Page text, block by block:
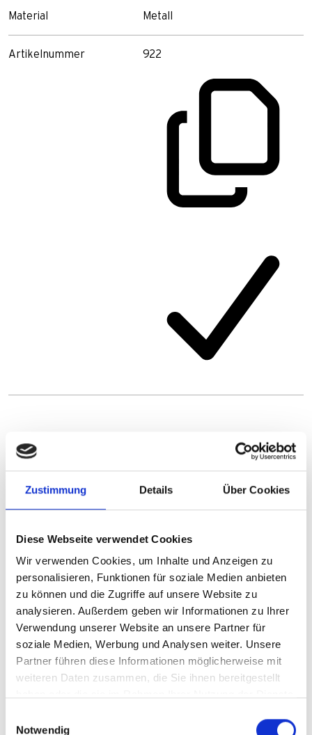
Zustimmung Details Über Cookies
Diese Webseite verwendet Cookies
Wir verwenden Cookies, um Inhalte und Anzeigen zu
personalisieren, Funktionen für soziale Medien anbieten
zu können und die Zugriffe auf unsere Website zu
analysieren. Außerdem geben wir Informationen zu Ihrer
Verwendung unserer Website an unsere Partner für
soziale Medien, Werbung und Analysen weiter. Unsere
Partner führen diese Informationen möglicherweise mit
weiteren Daten zusammen, die Sie ihnen bereitgestellt
Notwendig
Material Metall
Artikelnummer 922
Brauchst du ein
Ersatzteil?